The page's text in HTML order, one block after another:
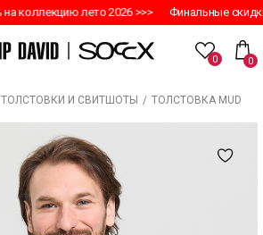
коллекцию лето 2026 >>> Финальные
0 0
ТОЛСТОВКИ И СВИТШОТЫ / ТОЛСТОВКА MUD